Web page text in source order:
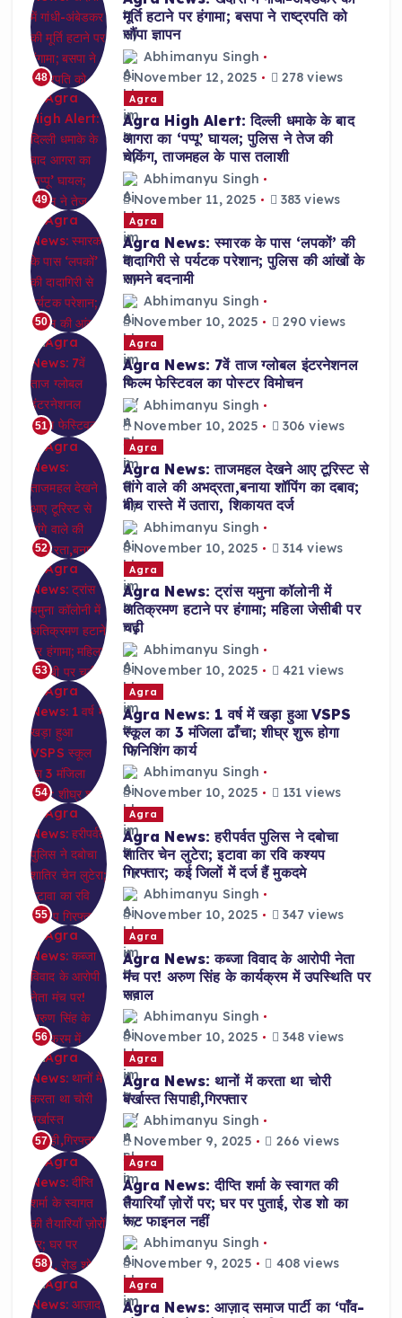
48
मूर्ति हटाने पर हंगामा; बसपा ने राष्ट्रपति को
सौंपा ज्ञापन
Abhimanyu Singh
November 12, 2025
278 views
49
Agra
Agra High Alert: दिल्ली धमाके के बाद
आगरा का ‘पप्पू’ घायल; पुलिस ने तेज की
चेकिंग, ताजमहल के पास तलाशी
Abhimanyu Singh
November 11, 2025
383 views
50
Agra
Agra News: स्मारक के पास ‘लपकों’ की
दादागिरी से पर्यटक परेशान; पुलिस की आंखों के
सामने बदनामी
Abhimanyu Singh
November 10, 2025
290 views
51
Agra
Agra News: 7वें ताज ग्लोबल इंटरनेशनल
फिल्म फेस्टिवल का पोस्टर विमोचन
Abhimanyu Singh
November 10, 2025
306 views
52
Agra
Agra News: ताजमहल देखने आए टूरिस्ट से
तांगे वाले की अभद्रता,बनाया शॉपिंग का दबाव;
बीच रास्ते में उतारा, शिकायत दर्ज
Abhimanyu Singh
November 10, 2025
314 views
53
Agra
Agra News: ट्रांस यमुना कॉलोनी में
अतिक्रमण हटाने पर हंगामा; महिला जेसीबी पर
चढ़ी
Abhimanyu Singh
November 10, 2025
421 views
54
Agra
Agra News: 1 वर्ष में खड़ा हुआ VSPS
स्कूल का 3 मंजिला ढाँचा; शीघ्र शुरू होगा
फिनिशिंग कार्य
Abhimanyu Singh
November 10, 2025
131 views
55
Agra
Agra News: हरीपर्वत पुलिस ने दबोचा
शातिर चेन लुटेरा; इटावा का रवि कश्यप
गिरफ्तार; कई जिलों में दर्ज हैं मुकदमे
Abhimanyu Singh
November 10, 2025
347 views
56
Agra
Agra News: कब्जा विवाद के आरोपी नेता
मंच पर! अरुण सिंह के कार्यक्रम में उपस्थिति पर
सवाल
Abhimanyu Singh
November 10, 2025
348 views
57
Agra
Agra News: थानों में करता था चोरी
बर्खास्त सिपाही,गिरफ्तार
Abhimanyu Singh
November 9, 2025
266 views
58
Agra
Agra News: दीप्ति शर्मा के स्वागत की
तैयारियाँ ज़ोरों पर; घर पर पुताई, रोड शो का
रूट फाइनल नहीं
Abhimanyu Singh
November 9, 2025
408 views
Agra
Agra News: आज़ाद समाज पार्टी का ‘पाँव-